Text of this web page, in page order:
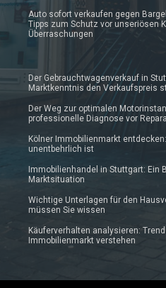
Auto sofort verkaufen gegen
Tipps zum Schutz vor unseriösen
Überraschungen
Der Gebrauchtwagenverkauf in
Marktkenntnis den Verkaufspreis
Der Weg zur optimalen
professionelle Diagnose vor
Kölner Immobilienmarkt
unentbehrlich ist
Immobilienhandel in Stuttgart: Ein
Marktsituation
Wichtige Unterlagen für den
müssen Sie wissen
Käuferverhalten analysieren:
Immobilienmarkt verstehen